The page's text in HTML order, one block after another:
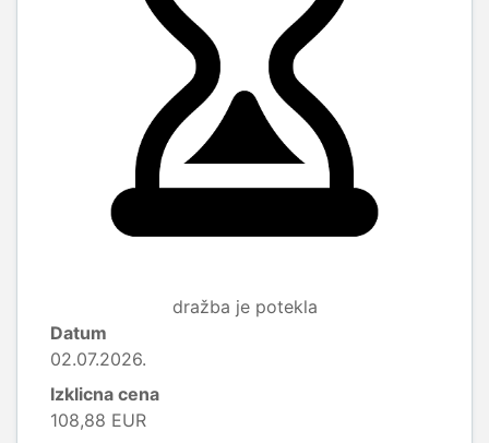
dražba je potekla
Datum
02.07.2026.
Izklicna cena
108,88 EUR